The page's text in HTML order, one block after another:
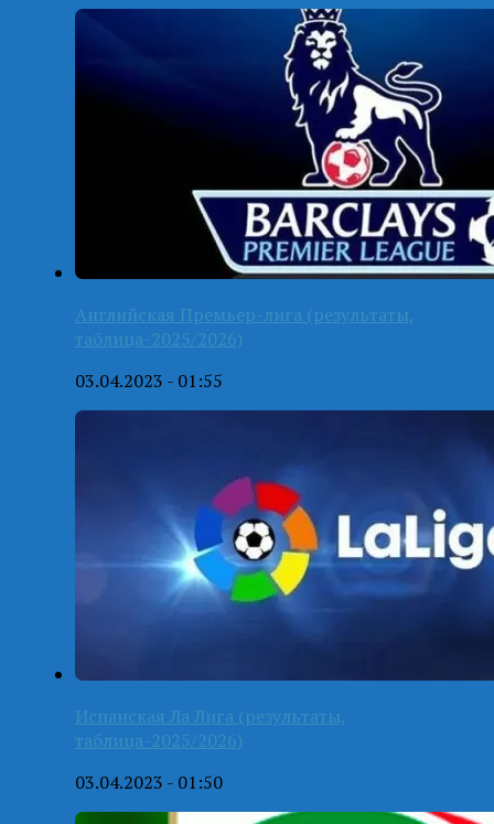
Английская Премьер-лига (результаты,
таблица-2025/2026)
03.04.2023 - 01:55
Испанская Ла Лига (результаты,
таблица-2025/2026)
03.04.2023 - 01:50